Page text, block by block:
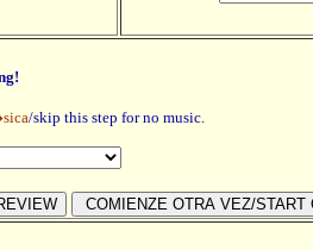
/skip this step for no music.